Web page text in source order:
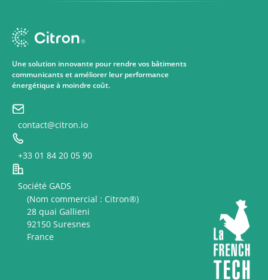
Une solution innovante pour rendre vos bâtiments
communicants et améliorer leur performance
énergétique à moindre coût.
contact@citron.io
+33 01 84 20 05 90
Société GADS
(Nom commercial : Citron®)
28 quai Gallieni
92150 Suresnes
France